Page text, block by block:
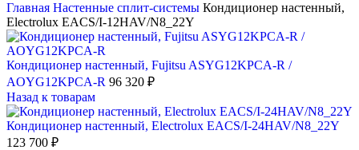
Главная Настенные сплит-системы Кондиционер настенный,
Electrolux EACS/I-12HAV/N8_22Y
Кондиционер настенный, Fujitsu ASYG12KPCA-R /
AOYG12KPCA-R 96 320 ₽
Назад к товарам
Кондиционер настенный, Electrolux EACS/I-24HAV/N8_22Y
123 700 ₽